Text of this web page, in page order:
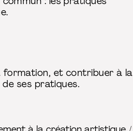
formation, et contribuer à la
ses pratiques.